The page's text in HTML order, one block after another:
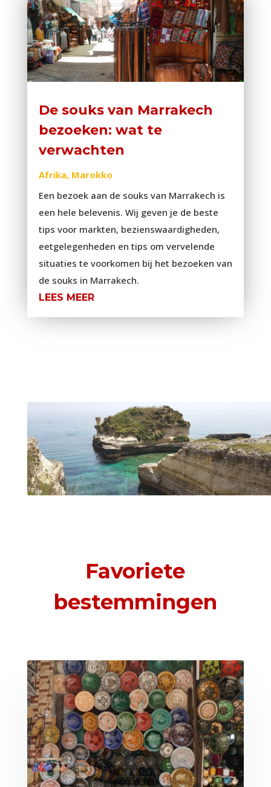
De souks van Marrakech
bezoeken: wat te
verwachten
Afrika, Marokko
Een bezoek aan de souks van Marrakech is
een hele belevenis. Wij geven je de beste
tips voor markten, bezienswaardigheden,
eetgelegenheden en tips om vervelende
situaties te voorkomen bij het bezoeken van
de souks in Marrakech.
LEES MEER
Favoriete
bestemmingen